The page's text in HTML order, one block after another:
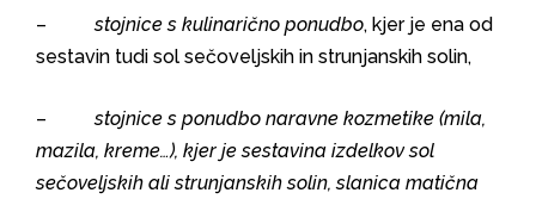
–stojnice s kulinarično ponudbo, kjer je ena od
sestavin tudi sol sečoveljskih in strunjanskih solin,
–stojnice s ponudbo naravne kozmetike (mila,
mazila, kreme…), kjer je sestavina izdelkov sol
sečoveljskih ali strunjanskih solin, slanica matična